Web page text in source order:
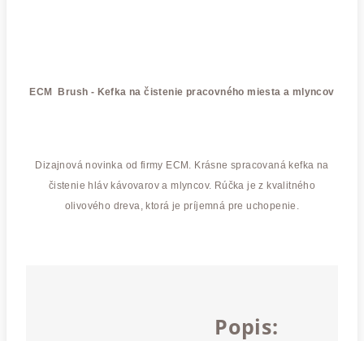
ECM Brush - Kefka na čistenie pracovného miesta a mlyncov
Dizajnová novinka od firmy ECM. Krásne spracovaná kefka na
čistenie hláv kávovarov a mlyncov. Rúčka je z kvalitného
olivového dreva, ktorá je príjemná pre uchopenie.
Popis: